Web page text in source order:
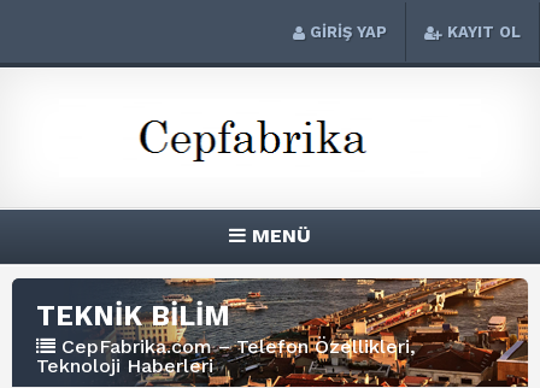
GİRİŞ YAP KAYIT OL
MENÜ
TEKNİK BİLİM
CepFabrika.com – Telefon Özellikleri,
Teknoloji Haberleri